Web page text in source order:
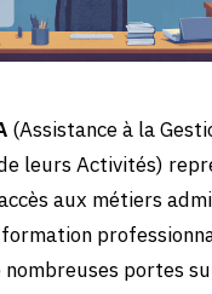
(Assistance à la
leurs Activités)
aux métiers
nombreuses portes